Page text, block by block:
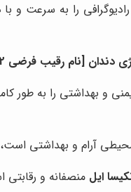
دندان [نام رقیب فرضی 2]:
و بهداشتی را به طور
آرام و بهداشتی است، در حالی که
ایل منصفانه و رقابتی